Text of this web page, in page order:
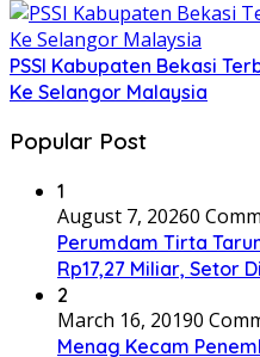
PSSI Kabupaten Bekasi
Ke Selangor Malaysia
Popular Post
1
August 7, 20260
Perumdam Tirta
Rp17,27 Miliar, Setor
2
March 16, 20190
Menag Kecam